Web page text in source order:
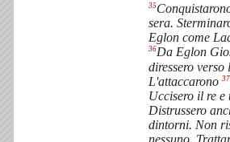
35
sera.
Eglon come
36Da Eglon
diressero
L'attaccarono 37
Uccisero il re
Distrussero
dintorni. Non